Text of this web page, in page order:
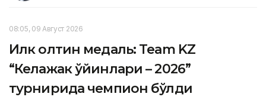
08:05, 09 Август 2026
Илк олтин медаль: Team KZ
“Келажак ўйинлари – 2026”
турнирида чемпион бўлди